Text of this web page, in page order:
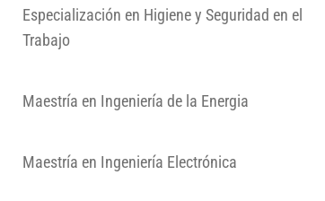
Especialización en Higiene y Seguridad en el
Trabajo
Maestría en Ingeniería de la Energia
Maestría en Ingeniería Electrónica